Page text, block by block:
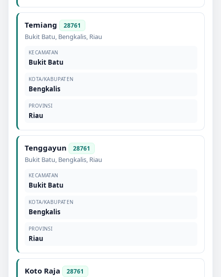
Temiang 28761
Bukit Batu, Bengkalis, Riau
KECAMATAN
Bukit Batu
KOTA/KABUPATEN
Bengkalis
PROVINSI
Riau
Tenggayun 28761
Bukit Batu, Bengkalis, Riau
KECAMATAN
Bukit Batu
KOTA/KABUPATEN
Bengkalis
PROVINSI
Riau
Koto Raja 28761